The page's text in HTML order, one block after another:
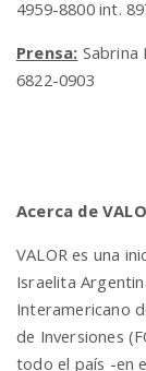
4959-8800 int.
Prensa: Sabrina
6822-0903
Acerca de
VALOR es una
Israelita
Interamericano
de Inversiones
todo el país -en